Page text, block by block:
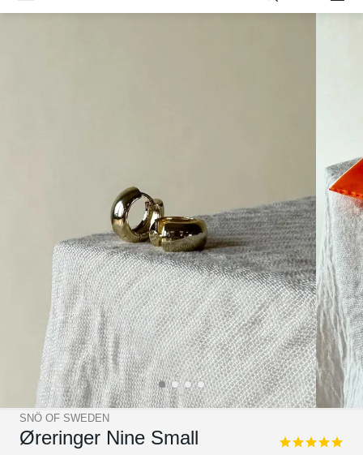
SNÖ OF SWEDEN
Øreringer Nine Small
5.0